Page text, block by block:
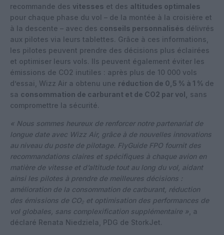
recommande des vitesses et des altitudes optimales
pour chaque phase du vol – de la montée à la croisière et
à la descente – avec des conseils personnalisés délivrés
aux pilotes via leurs tablettes. Grâce à ces informations,
les pilotes peuvent prendre des décisions plus éclairées
et optimiser leurs vols. Ils peuvent également éviter les
émissions de CO2 inutiles : après plus de 10 000 vols
d’essai, Wizz Air a obtenu une réduction de 0,5 % à 1 % de
sa consommation de carburant et de CO2 par vol,
sans
compromettre la sécurité.
« Nous sommes heureux de renforcer notre partenariat de
longue date avec Wizz Air, grâce à de nouvelles innovations
au niveau du poste de pilotage. FlyGuide FPO fournit des
recommandations claires et spécifiques à chaque avion en
matière de vitesse et d’altitude tout au long du vol, aidant
ainsi les pilotes à prendre de meilleures décisions :
amélioration de la consommation de carburant, réduction
des émissions de CO₂ et optimisation des performances de
vol globales, sans complexification supplémentaire » , a
déclaré Renata Niedziela, PDG de StorkJet.